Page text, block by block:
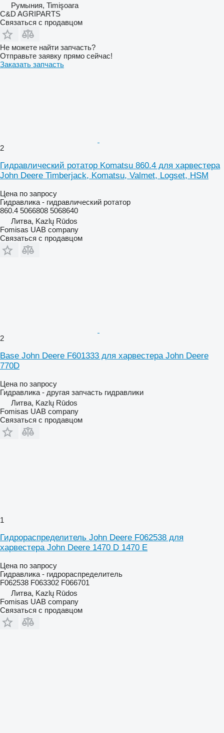
Румыния, Timişoara
C&D AGRIPARTS
Связаться с продавцом
Не можете найти запчасть?
Отправьте заявку прямо сейчас!
Заказать запчасть
2
Гидравлический ротатор Komatsu 860.4 для харвестера
John Deere Timberjack, Komatsu, Valmet, Logset, HSM
Цена по запросу
Гидравлика - гидравлический ротатор
860.4 5066808 5068640
Литва, Kazlų Rūdos
Fomisas UAB company
Связаться с продавцом
2
Base John Deere F601333 для харвестера John Deere
770D
Цена по запросу
Гидравлика - другая запчасть гидравлики
Литва, Kazlų Rūdos
Fomisas UAB company
Связаться с продавцом
1
Гидрораспределитель John Deere F062538 для
харвестера John Deere 1470 D 1470 E
Цена по запросу
Гидравлика - гидрораспределитель
F062538 F063302 F066701
Литва, Kazlų Rūdos
Fomisas UAB company
Связаться с продавцом